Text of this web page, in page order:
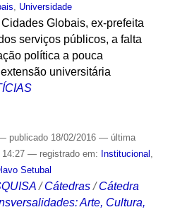
, Universidade
Globais, ex-prefeita
serviços públicos, a falta
política a pouca
universitária
publicado18/02/2016 — última
— registrado em: Institucional ,
Setubal
/Cátedras/Cátedra
Arte, Cultura,